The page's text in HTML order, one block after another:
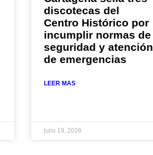
discotecas del
Centro Histórico por
incumplir normas de
seguridad y atención
de emergencias
LEER MAS
julio 19, 2026